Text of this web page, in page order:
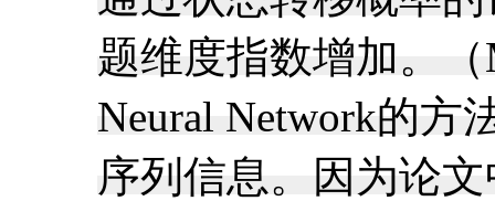
题维度指数增加。
Neural Network的方
序列信息。因为论